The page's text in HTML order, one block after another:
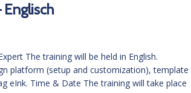
Englisch
The training will be held in English.
platform (setup and customization), template
eInk. Time & Date The training will take place